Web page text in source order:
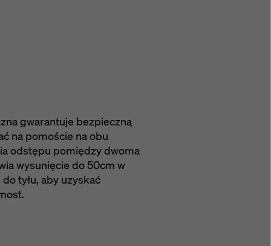
gwarantuje bezpieczną
na pomoście na obu
odstępu pomiędzy dwoma
wysunięcie do 50cm w
tyłu, aby uzyskać